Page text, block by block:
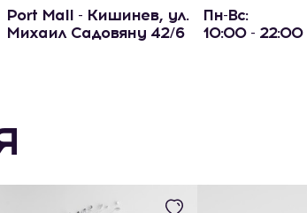
Port Mall - Кишинев, ул.
Михаил Садовяну 42/6
Пн-Вс:
10:00 - 22:00